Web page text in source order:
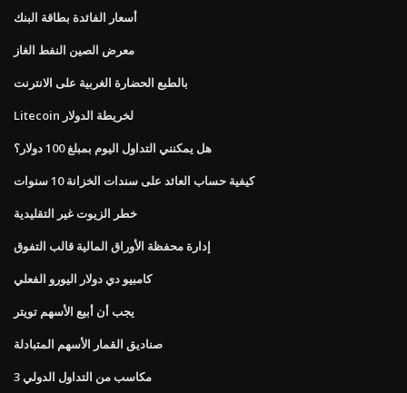
أسعار الفائدة بطاقة البنك
معرض الصين النفط الغاز
بالطبع الحضارة الغربية على الانترنت
Litecoin لخريطة الدولار
هل يمكنني التداول اليوم بمبلغ 100 دولار؟
كيفية حساب العائد على سندات الخزانة 10 سنوات
خطر الزيوت غير التقليدية
إدارة محفظة الأوراق المالية قالب التفوق
كامبيو دي دولار اليورو الفعلي
يجب أن أبيع الأسهم تويتر
صناديق القمار الأسهم المتبادلة
3 مكاسب من التداول الدولي